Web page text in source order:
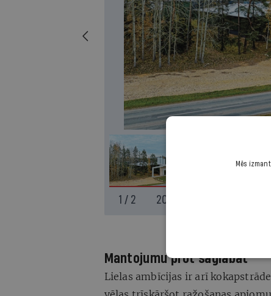
1 / 2 2024_11_Jauna-rupnica-
Mantojumu prot saglabāt
Lielas ambīcijas ir arī
Mēs